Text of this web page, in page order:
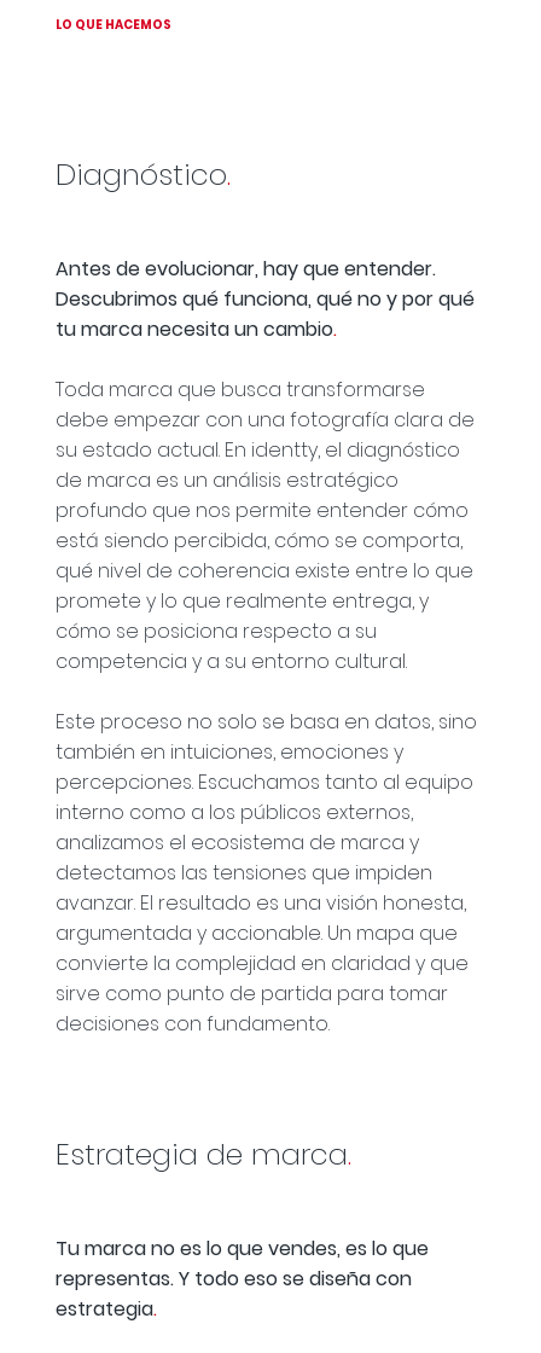
LO QUE HACEMOS
Diagnóstico.
Antes de evolucionar, hay que entender.
Descubrimos qué funciona, qué no y por qué
tu marca necesita un cambio.
Toda marca que busca transformarse
debe empezar con una fotografía clara de
su estado actual. En identty, el diagnóstico
de marca es un análisis estratégico
profundo que nos permite entender cómo
está siendo percibida, cómo se comporta,
qué nivel de coherencia existe entre lo que
promete y lo que realmente entrega, y
cómo se posiciona respecto a su
competencia y a su entorno cultural.
Este proceso no solo se basa en datos, sino
también en intuiciones, emociones y
percepciones. Escuchamos tanto al equipo
interno como a los públicos externos,
analizamos el ecosistema de marca y
detectamos las tensiones que impiden
avanzar. El resultado es una visión honesta,
argumentada y accionable. Un mapa que
convierte la complejidad en claridad y que
sirve como punto de partida para tomar
decisiones con fundamento.
Estrategia de marca.
Tu marca no es lo que vendes, es lo que
representas. Y todo eso se diseña con
estrategia.